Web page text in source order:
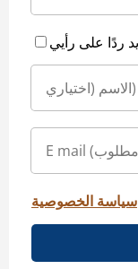
سياسة الخصوصية